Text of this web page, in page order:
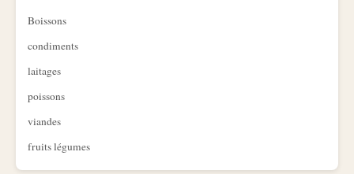
Boissons
condiments
laitages
poissons
viandes
fruits légumes